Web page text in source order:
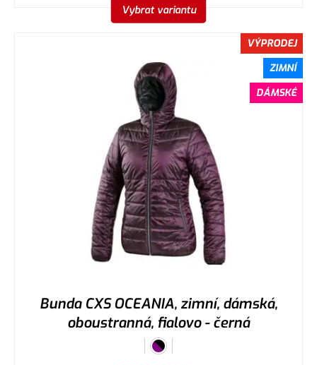
Vybrat variantu
VÝPRODEJ
ZIMNÍ
DÁMSKÉ
Bunda CXS OCEANIA, zimní, dámská,
oboustranná, fialovo - černá